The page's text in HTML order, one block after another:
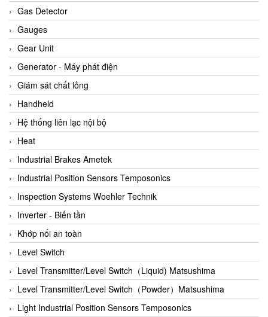
ARCA Regler
Arcos Hydraulik
Ardetem-Sfere-Vietnam
Argal
AS ENERGI
ASCO CO2
Asker
AT2E
ATC Pneumatic
ATEX System
ATI - IA
ATI (Analytical Technology Inc)
Atos
Atrax
Auma
Autec
Auto Flow
Gas Detector
Gauges
Gear Unit
Generator - Máy phát điện
Giám sát chất lỏng
Handheld
Hệ thống liên lạc nội bộ
Heat
Industrial Brakes Ametek
Industrial Position Sensors Temposonics
Inspection Systems Woehler Technik
Inverter - Biến tần
Khớp nối an toàn
Level Switch
Level Transmitter/Level Switch（Liquid) Matsushima
Level Transmitter/Level Switch（Powder）Matsushima
Light Industrial Position Sensors Temposonics